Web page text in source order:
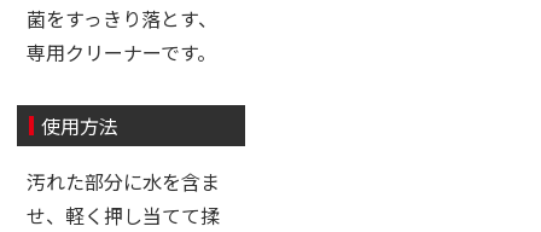
菌をすっきり落とす、
専用クリーナーです。
使用方法
汚れた部分に水を含ま
せ、軽く押し当てて揉